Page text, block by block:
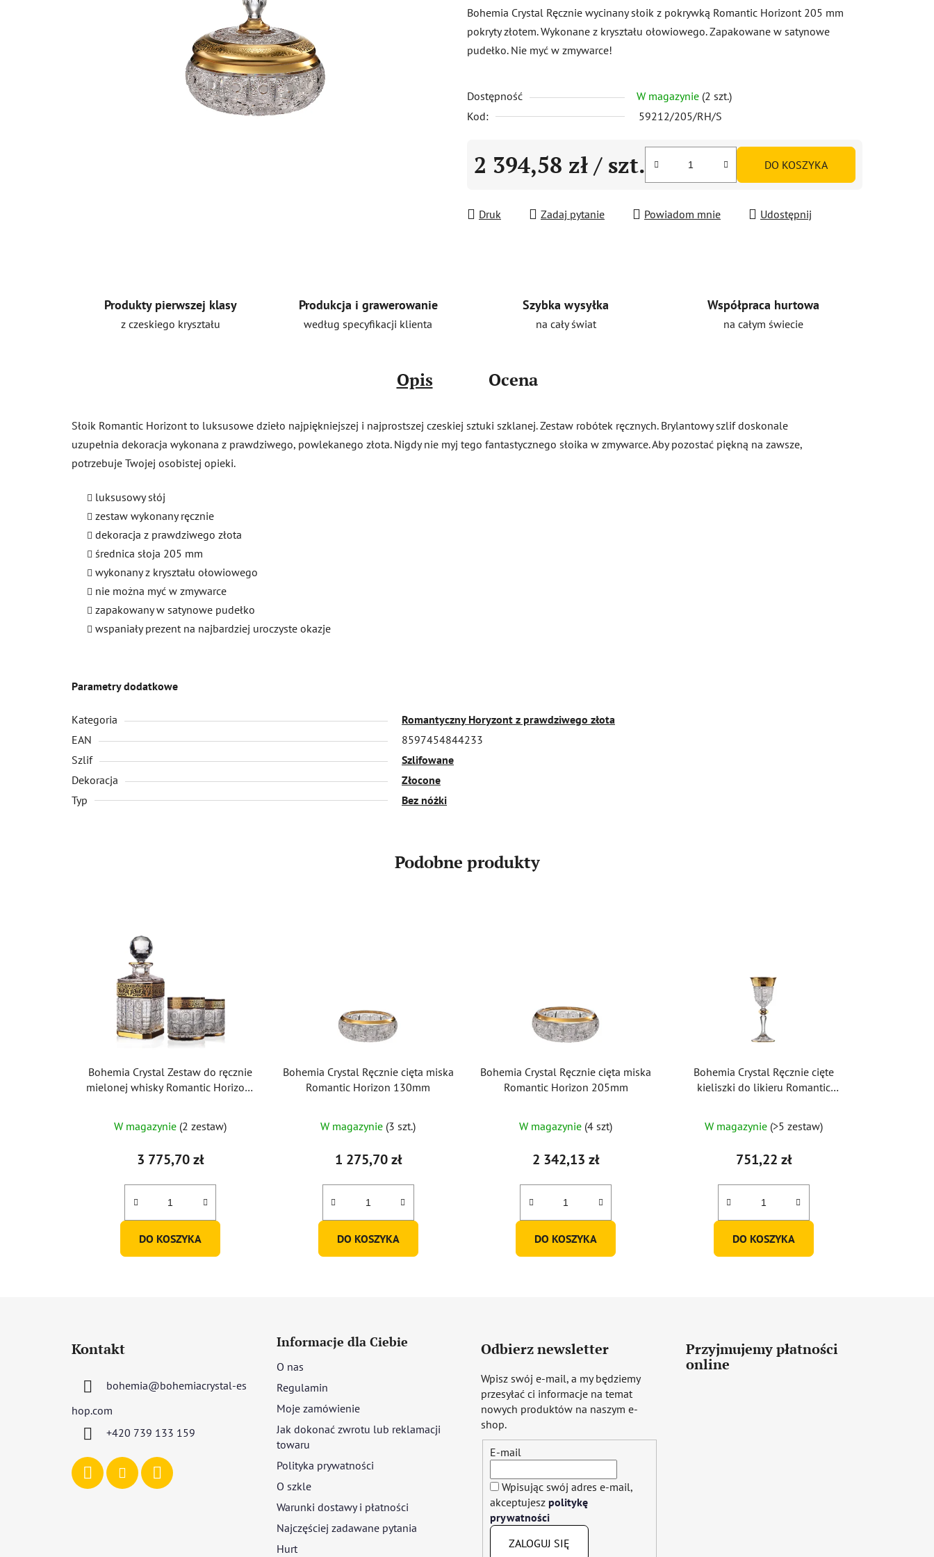
wynosi
0,0
na
gwiazdek.
Bohemia Crystal Ręcznie wycinany słoik z pokrywką Romantic Horizont 205 mm
pokryty złotem. Wykonane z kryształu ołowiowego. Zapakowane w satynowe
pudełko. Nie myć w zmywarce!
Dostępność W magazynie (2 szt.)
Kod:
59212/205/RH/S
2 394,58 zł / szt. DO KOSZYKA
Druk Zadaj pytanie Powiadom mnie Udostępnij
Produkty pierwszej klasy
z czeskiego kryształu
Produkcja i grawerowanie
według specyfikacji klienta
Szybka wysyłka
na cały świat
Współpraca hurtowa
na całym świecie
Opis Ocena
Słoik Romantic Horizont to luksusowe dzieło najpiękniejszej i najprostszej czeskiej sztuki szklanej. Zestaw robótek ręcznych. Brylantowy szlif doskonale
uzupełnia dekoracja wykonana z prawdziwego, powlekanego złota. Nigdy nie myj tego fantastycznego słoika w zmywarce. Aby pozostać piękną na zawsze,
potrzebuje Twojej osobistej opieki.
luksusowy słój
zestaw wykonany ręcznie
dekoracja z prawdziwego złota
średnica słoja 205 mm
wykonany z kryształu ołowiowego
nie można myć w zmywarce
zapakowany w satynowe pudełko
wspaniały prezent na najbardziej uroczyste okazje
Parametry dodatkowe
Kategoria
Romantyczny Horyzont z prawdziwego złota
EAN
8597454844233
Szlif
Szlifowane
Dekoracja
Złocone
Typ
Bez nóżki
Podobne produkty
Bohemia Crystal Zestaw do ręcznie
mielonej whisky Romantic Horizont
ocena
produktu
wynosi
5,0
na
gwiazdek.
W magazynie (2 zestaw)
3 775,70 zł
DO KOSZYKA
Bohemia Crystal Ręcznie cięta miska
Romantic Horizon 130mm
W magazynie (3 szt.)
1 275,70 zł
DO KOSZYKA
Bohemia Crystal Ręcznie cięta miska
Romantic Horizon 205mm
W magazynie (4 szt)
2 342,13 zł
DO KOSZYKA
Bohemia Crystal Ręcznie cięte
kieliszki do likieru Romantic
W magazynie (>5 zestaw)
751,22 zł
DO KOSZYKA
Kontakt
bohemia@bohemiacrystal-es
hop.com
+420 739 133 159
Informacje dla Ciebie
O nas
Regulamin
Moje zamówienie
Jak dokonać zwrotu lub reklamacji
towaru
Polityka prywatności
O szkle
Warunki dostawy i płatności
Najczęściej zadawane pytania
Hurt
Odbierz newsletter
Wpisz swój e-mail, a my będziemy
przesyłać ci informacje na temat
nowych produktów na naszym e-
shop.
E-mail
Wpisując swój adres e-mail,
akceptujesz politykę
prywatności
ZALOGUJ SIĘ
Przyjmujemy płatności
online